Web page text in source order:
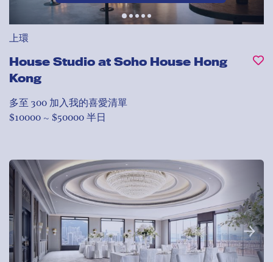
上環
House Studio at Soho House Hong
Kong
多至 300 加入我的喜愛清單
$10000 ~ $50000 半日